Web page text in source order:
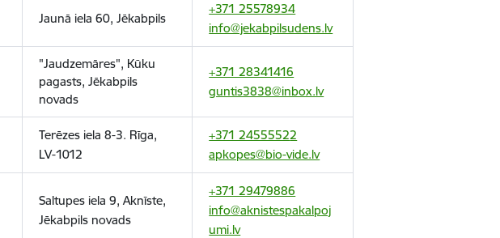
Jaunā iela 60, Jēkabpils
+371 25578934
info@jekabpilsudens.lv
"Jaudzemāres", Kūku
pagasts, Jēkabpils
novads
+371 28341416
guntis3838@inbox.lv
Terēzes iela 8-3. Rīga,
LV-1012
+371 24555522
apkopes@bio-vide.lv
Saltupes iela 9, Aknīste,
Jēkabpils novads
+371 29479886
info@aknistespakalpoj
umi.lv